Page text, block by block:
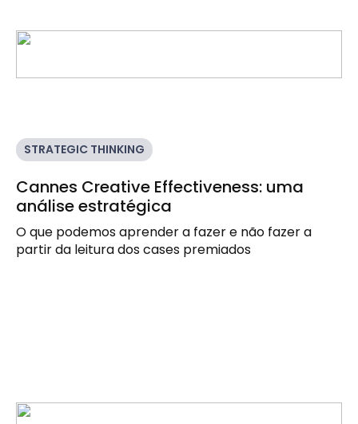
STRATEGIC THINKING
Cannes Creative Effectiveness: uma
análise estratégica
O que podemos aprender a fazer e não fazer a
partir da leitura dos cases premiados